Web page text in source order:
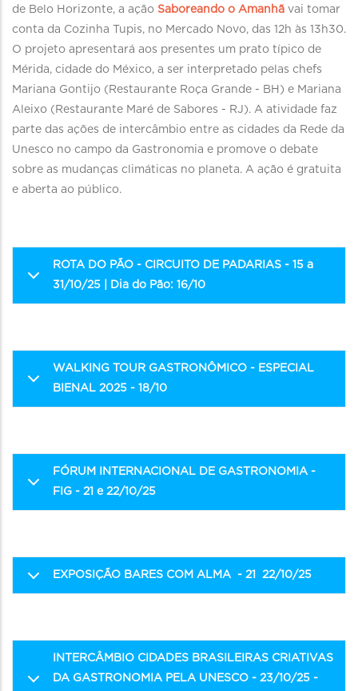
de Belo Horizonte, a ação Saboreando o Amanhã vai tomar
conta da Cozinha Tupis, no Mercado Novo, das 12h às 13h30.
O projeto apresentará aos presentes um prato típico de
Mérida, cidade do México, a ser interpretado pelas chefs
Mariana Gontijo (Restaurante Roça Grande - BH) e Mariana
Aleixo (Restaurante Maré de Sabores - RJ). A atividade faz
parte das ações de intercâmbio entre as cidades da Rede da
Unesco no campo da Gastronomia e promove o debate
sobre as mudanças climáticas no planeta. A ação é gratuita
e aberta ao público.
ROTA DO PÃO - CIRCUITO DE PADARIAS - 15 a
31/10/25 | Dia do Pão: 16/10
WALKING TOUR GASTRONÔMICO - ESPECIAL
BIENAL 2025 - 18/10
FÓRUM INTERNACIONAL DE GASTRONOMIA -
FIG - 21 e 22/10/25
EXPOSIÇÃO BARES COM ALMA - 21 22/10/25
INTERCÂMBIO CIDADES BRASILEIRAS CRIATIVAS
DA GASTRONOMIA PELA UNESCO - 23/10/25 -